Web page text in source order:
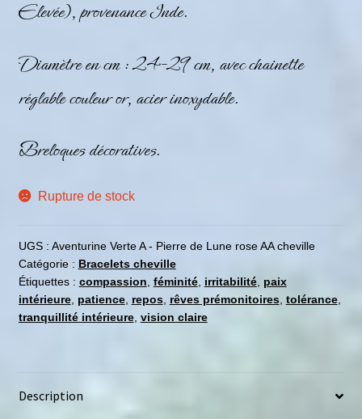
Elevée), provenance Inde.
Diamètre en cm : 24-29 cm, avec chainette
réglable couleur or, acier inoxydable.
Breloques décoratives.
Rupture de stock
UGS : Aventurine Verte A - Pierre de Lune rose AA cheville
Catégorie : Bracelets cheville
Étiquettes : compassion féminité, irritabilité, paix
intérieure, patience, repos, rêves prémonitoires, tolérance,
tranquillité intérieure, vision claire
Description